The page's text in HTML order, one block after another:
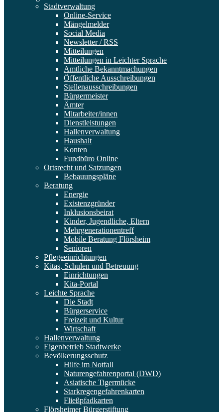
Stadtverwaltung
Online-Service
Mängelmelder
Social Media
Newsletter / RSS
Mitteilungen
Mitteilungen in Leichter Sprache
Amtliche Bekanntmachungen
Öffentliche Ausschreibungen
Stellenausschreibungen
Bürgermeister
Ämter
Mitarbeiter/innen
Dienstleistungen
Hallenverwaltung
Haushalt
Konten
Fundbüro Online
Ortsrecht und Satzungen
Bebauungspläne
Beratung
Energie
Existenzgründer
Inklusionsbeirat
Kinder, Jugendliche, Eltern
Mehrgenerationentreff
Mobile Beratung Flörsheim
Senioren
Pflegeeinrichtungen
Kitas, Schulen und Betreuung
Einrichtungen
Kita-Portal
Leichte Sprache
Die Stadt
Bürgerservice
Freizeit und Kultur
Wirtschaft
Hallenverwaltung
Eigenbetrieb Stadtwerke
Bevölkerungsschutz
Hilfe im Notfall
Naturengefahrenportal (DWD)
Asiatische Tigermücke
Starkregengefahrenkarten
Fließpfadkarten
Flörsheimer Bürgerstiftung